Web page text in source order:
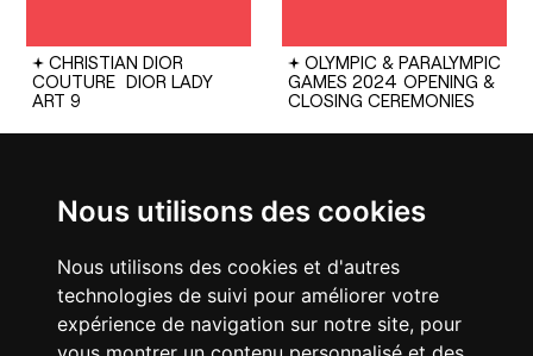
Nous utilisons des cookies
Nous utilisons des cookies et d'autres
technologies de suivi pour améliorer votre
expérience de navigation sur notre site, pour
CHRISTIAN DIOR
COUTURE DIOR LADY
ART 9
OLYMPIC & PARALYMPIC
GAMES 2024 OPENING &
CLOSING CEREMONIES
CHANEL 25 HANDBAG FENDI SPRING SUMMER
25 SHOW